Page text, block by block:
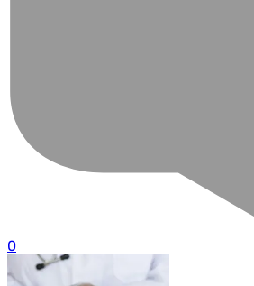
0